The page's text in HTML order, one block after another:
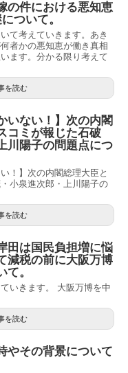
の件における悪知恵
ついて。
て考えていきます。あき
者かの悪知恵が働き真相
ます。分かる限り考えて
を読む
いない！】次の内閣
コミが報じた石破
川陽子の問題点につ
！】次の内閣総理大臣と
小泉進次郎・上川陽子の
を読む
田は国民負担増に悩
減税の前に大阪万博
。
いきます。 大阪万博を中
を読む
やその背景について